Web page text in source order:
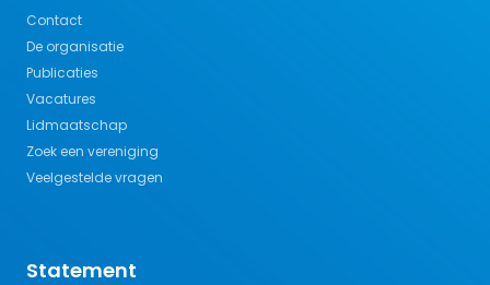
Contact
De organisatie
Publicaties
Vacatures
Lidmaatschap
Zoek een vereniging
Veelgestelde vragen
Statement